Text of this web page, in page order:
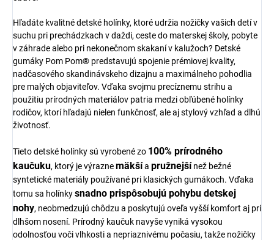
Hľadáte kvalitné detské holínky, ktoré udržia nožičky vašich detí v
suchu pri prechádzkach v daždi, ceste do materskej školy, pobyte
v záhrade alebo pri nekonečnom skakaní v kalužoch? Detské
gumáky Pom Pom® predstavujú spojenie prémiovej kvality,
nadčasového skandinávskeho dizajnu a maximálneho pohodlia
pre malých objaviteľov. Vďaka svojmu precíznemu strihu a
použitiu prírodných materiálov patria medzi obľúbené holínky
rodičov, ktorí hľadajú nielen funkčnosť, ale aj stylový vzhľad a dlhú
životnosť.
Tieto detské holínky sú vyrobené zo 100% prírodného
kaučuku, ktorý je výraznemäkšía pružnejší než bežné
syntetické materiály používané pri klasických gumákoch. Vďaka
tomu sa holínkysnadno prispôsobujú pohybu detskej
nohy, neobmedzujú chôdzu a poskytujú oveľa vyšší komfort aj pri
dlhšom nosení. Prírodný kaučuk navyše vyniká vysokou
odolnosťou voči vlhkosti a nepriaznivému počasiu, takže nožičky